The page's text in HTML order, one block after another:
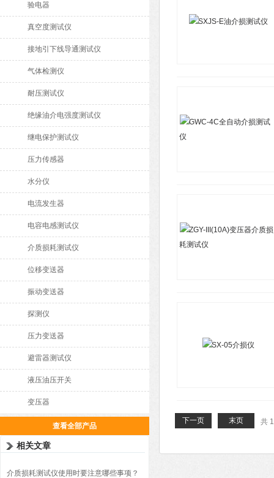
验电器
真空度测试仪
接地引下线导通测试仪
气体检测仪
耐压测试仪
绝缘油介电强度测试仪
继电保护测试仪
压力传感器
水分仪
电流发生器
电容电感测试仪
介质损耗测试仪
位移变送器
振动变送器
探测仪
压力变送器
避雷器测试仪
液压油压开关
变压器
查看全部产品
相关文章
介质损耗测试仪使用时要注意哪些事项？
共
下一页 末页